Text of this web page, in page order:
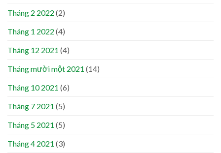
Tháng 2 2022 (2)
Tháng 1 2022 (4)
Tháng 12 2021 (4)
Tháng mười một 2021 (14)
Tháng 10 2021 (6)
Tháng 7 2021 (5)
Tháng 5 2021 (5)
Tháng 4 2021 (3)